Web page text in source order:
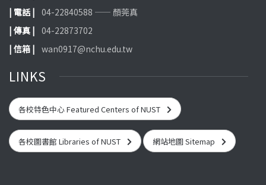
| 電話 | 04-22840588 —— 顏莞真
| 傳真 | 04-22873702
| 信箱 | wan0917@nchu.edu.tw
LINKS
各校特色中心 Featured Centers of NUST
各校圖書館 Libraries of NUST 網站地圖 Sitemap